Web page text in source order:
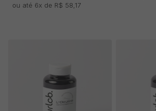
ou até 6x de R$ 58,17